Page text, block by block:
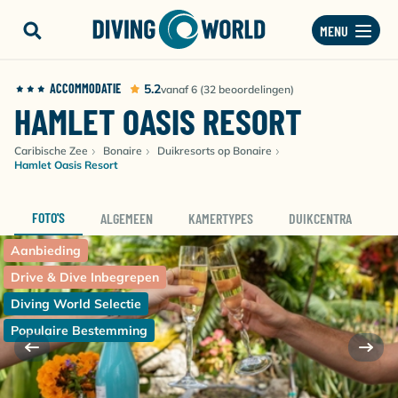
MENU
ACCOMMODATIE 5.2vanaf 6 (32 beoordelingen)
HAMLET OASIS RESORT
Caribische Zee Bonaire
Duikresorts op Bonaire
Hamlet Oasis Resort
FOTO'S ALGEMEEN KAMERTYPES DUIKCENTRA
Aanbieding
Drive & Dive Inbegrepen
Diving World Selectie
Populaire Bestemming